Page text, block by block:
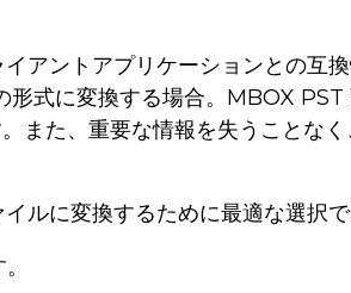
アントアプリケーションとの互
式に変換する場合。MBOX PST
また、重要な情報を失うことな
ルに変換するために最適な選択で